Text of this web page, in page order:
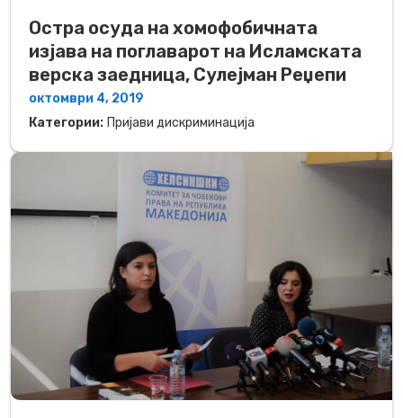
Остра осуда на хомофобичната
изјава на поглаварот на Исламската
верска заедница, Сулејман Реџепи
октомври 4, 2019
Категории: Пријави дискриминација